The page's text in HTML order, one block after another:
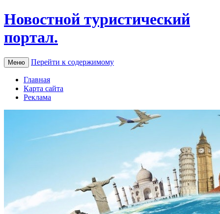
Новостной туристический
портал.
Меню Перейти к содержимому
Главная
Карта сайта
Реклама